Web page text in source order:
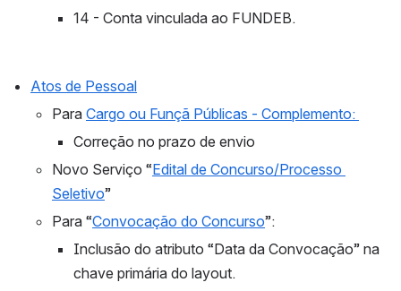
14 - Conta vinculada ao FUNDEB.
Atos de Pessoal
Para Cargo ou Funçã Públicas - Complemento:
Correção no prazo de envio
Novo Serviço “Edital de Concurso/Processo
Seletivo”
Para “Convocação do Concurso”:
Inclusão do atributo “Data da Convocação” na
chave primária do layout.